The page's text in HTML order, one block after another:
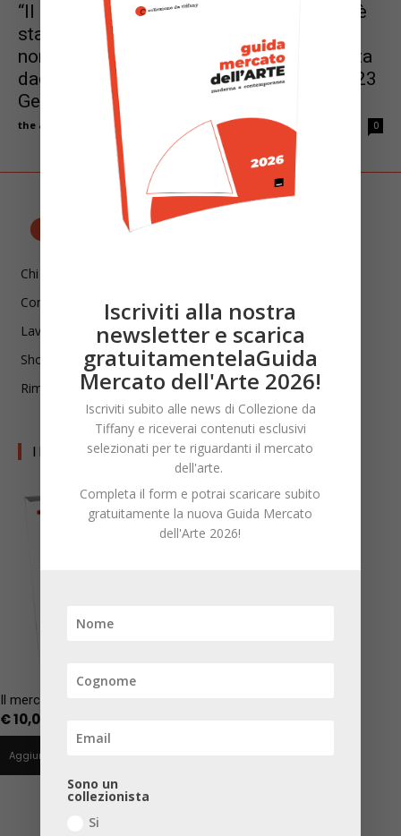
“Il dipinto di Munch ‘Dance on the Beach’ è
stato nascosto ai nazisti in una foresta
norvegese. Andrà all’asta per la prima volta
dagli anni ’30” – Smithsonian Magazine, 23
Gennaio 2023, di Molly Enking
the artUpdate Gennaio 27, 2023 0
Chi siamo
Contatti
Lavora con noi
Shop
Rimani aggiornato!
I LIBRI DI CDT
Il mercato dei significati
€10,00
Aggiungi al carrello
Iscriviti alla nostra
newsletter e scarica
gratuitamentelaGuida
Mercato dell'Arte 2026!
Iscriviti subito alle news di Collezione da
Tiffany e riceverai contenuti esclusivi
selezionati per te riguardanti il mercato
dell'arte.
Completa il form e potrai scaricare subito
gratuitamente la nuova Guida Mercato
dell'Arte 2026!
Sono un
collezionista
Si